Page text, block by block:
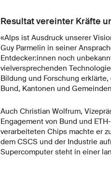
Resultat vereinter Kräfte
«Alps ist Ausdruck unserer
Guy Parmelin in seiner
Entdecker:innen noch
vielversprechenden
Bildung und Forschung
Bund, Kantonen und
Auch Christian Wolfrum,
Engagement von Bund und
verarbeiteten Chips machte er
dem CSCS und der Industrie
Supercomputer steht in einer